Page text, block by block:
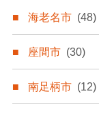
海老名市 (48)
座間市 (30)
南足柄市 (12)